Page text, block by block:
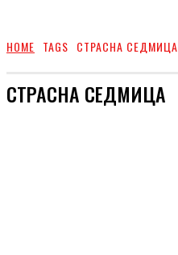
HOME TAGS СТРАСНА СЕДМИЦА
СТРАСНА СЕДМИЦА